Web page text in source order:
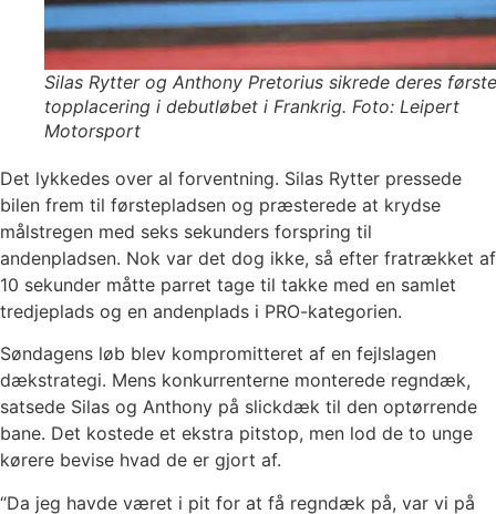
Silas Rytter og Anthony Pretorius sikrede deres første
topplacering i debutløbet i Frankrig. Foto: Leipert
Motorsport
Det lykkedes over al forventning. Silas Rytter pressede
bilen frem til førstepladsen og præsterede at krydse
målstregen med seks sekunders forspring til
andenpladsen. Nok var det dog ikke, så efter fratrækket af
10 sekunder måtte parret tage til takke med en samlet
tredjeplads og en andenplads i PRO-kategorien.
Søndagens løb blev kompromitteret af en fejlslagen
dækstrategi. Mens konkurrenterne monterede regndæk,
satsede Silas og Anthony på slickdæk til den optørrende
bane. Det kostede et ekstra pitstop, men lod de to unge
kørere bevise hvad de er gjort af.
“Da jeg havde været i pit for at få regndæk på, var vi på